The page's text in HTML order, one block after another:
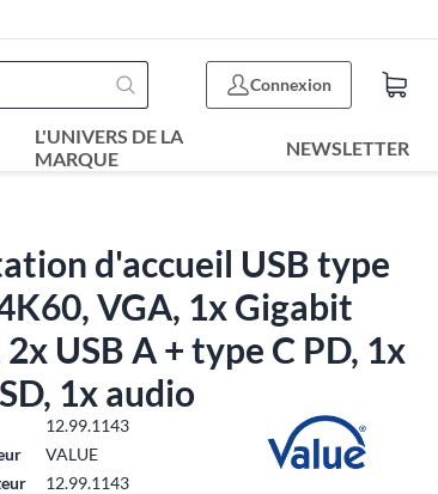
Connexion
L'UNIVERS DE LA
MARQUE
NEWSLETTER
d'accueil USB type
VGA, 1x Gigabit
USB A + type C PD, 1x
1x audio
12.99.1143
VALUE
12.99.1143